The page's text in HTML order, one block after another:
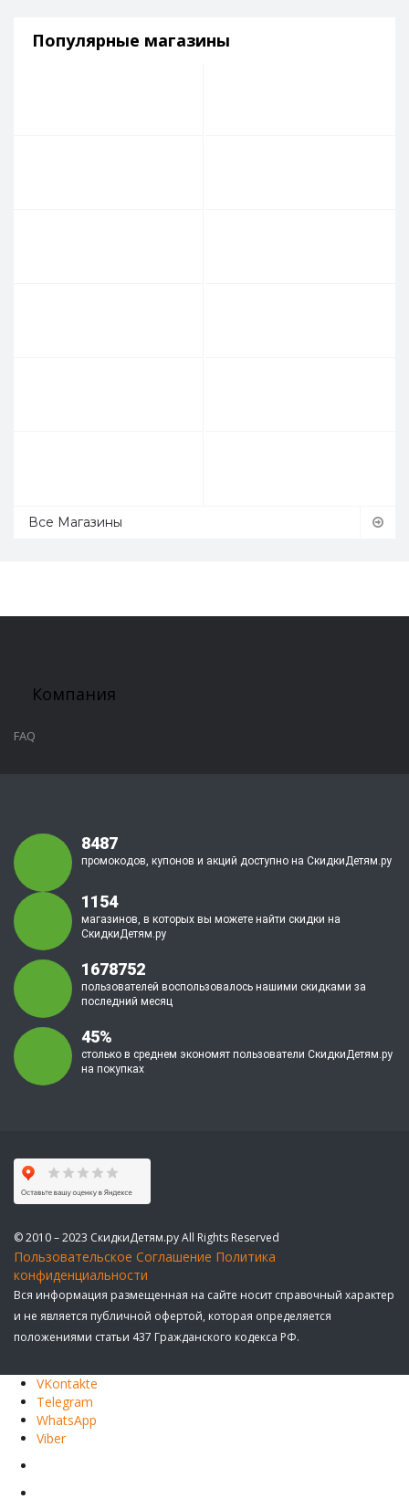
Популярные магазины
Все Магазины
Компания
FAQ
8487
промокодов, купонов и акций доступно на СкидкиДетям.ру
1154
магазинов, в которых вы можете найти скидки на
СкидкиДетям.ру
1678752
пользователей воспользовалось нашими скидками за
последний месяц
45%
столько в среднем экономят пользователи СкидкиДетям.ру
на покупках
© 2010 – 2023 СкидкиДетям.ру All Rights Reserved
Пользовательское Соглашение Политика
конфиденциальности
Вся информация размещенная на сайте носит справочный характер
и не является публичной офертой, которая определяется
положениями статьи 437 Гражданского кодекса РФ.
VKontakte
Telegram
WhatsApp
Viber